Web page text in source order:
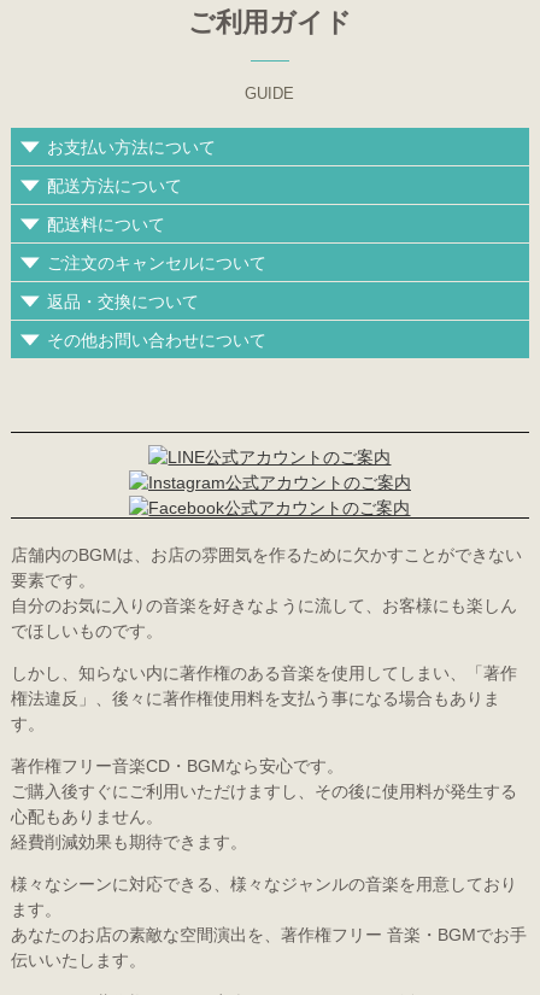
ご利用ガイド
GUIDE
お支払い方法について
配送方法について
配送料について
ご注文のキャンセルについて
返品・交換について
その他お問い合わせについて
店舗内のBGMは、お店の雰囲気を作るために欠かすことができない
要素です。
自分のお気に入りの音楽を好きなように流して、お客様にも楽しん
でほしいものです。
しかし、知らない内に著作権のある音楽を使用してしまい、「著作
権法違反」、後々に著作権使用料を支払う事になる場合もありま
す。
著作権フリー音楽CD・BGMなら安心です。
ご購入後すぐにご利用いただけますし、その後に使用料が発生する
心配もありません。
経費削減効果も期待できます。
様々なシーンに対応できる、様々なジャンルの音楽を用意しており
ます。
あなたのお店の素敵な空間演出を、著作権フリー 音楽・BGMでお手
伝いいたします。